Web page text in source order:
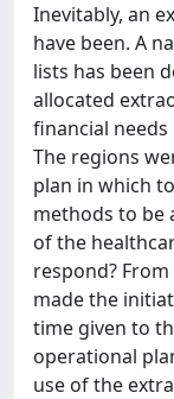
Inevitably, an
have been. A
lists has been
allocated
financial
The regions
plan in which
methods to be
of the
respond?
made the
time given to
operational
use of the